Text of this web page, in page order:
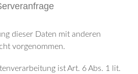
dieser Daten mit anderen
vorgenommen.
ist Art. 6 Abs. 1 lit.